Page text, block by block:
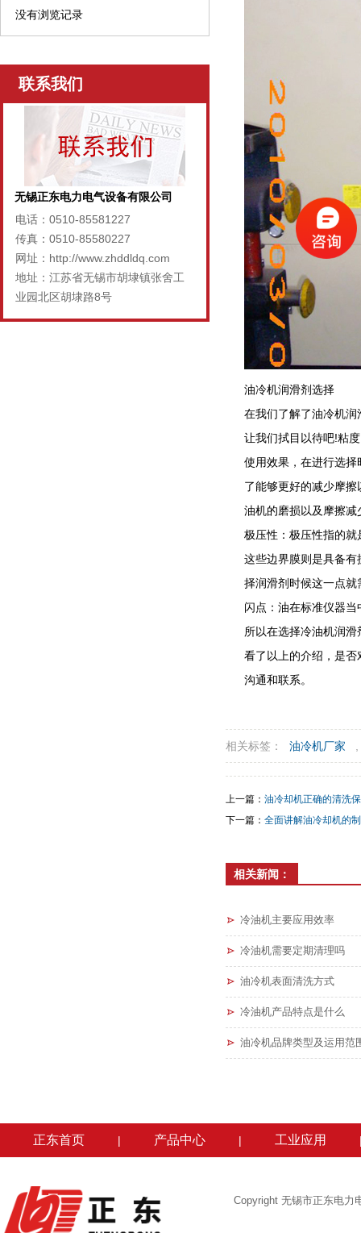
没有浏览记录
联系我们
无锡正东电力电气设备有限公司
电话：0510-85581227
传真：0510-85580227
网址：http://www.zhddldq.com
地址：江苏省无锡市胡埭镇张舍工
业园北区胡埭路8号
油冷机润滑剂选择
在我们了解了油冷机
让我们拭目以待吧!粘
使用效果，在进行选
了能够更好的减少摩
油机的磨损以及摩擦
极压性：极压性指的
这些边界膜则是具备
择润滑剂时候这一点就
闪点：油在标准仪器
所以在选择冷油机润
看了以上的介绍，是
沟通和联系。
相关标签： 油冷机厂家
上一篇： 油冷却机正确的清洗
下一篇： 全面讲解油冷却机的
相关新闻：
冷油机主要应用效率
冷油机需要定期清理吗
油冷机表面清洗方式
冷油机产品特点是什么
油冷机品牌类型及运用范
正东首页 | 产品中心 | 工业应用
Copyright 无锡市正东电力